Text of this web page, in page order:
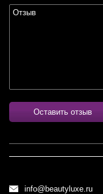
Оставить отзыв
info@beautyluxe.ru